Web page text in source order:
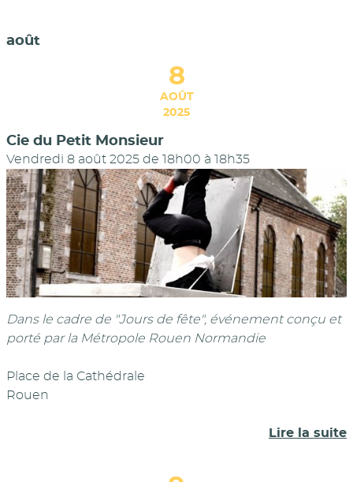
août
8
AOÛT
2025
Cie du Petit Monsieur
Vendredi 8 août 2025 de 18h00 à 18h35
Dans le cadre de "Jours de fête", événement conçu et
porté par la Métropole Rouen Normandie
Place de la Cathédrale
Rouen
Lire la suite